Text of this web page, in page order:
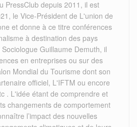
PressClub depuis 2011, il est
le Vice-Président de L'union de
et donne à ce titre conférences
à destination des pays
Guillaume Demuth, il
en entreprises ou sur des
Mondial du Tourisme dont son
officiel, L'IFTM ou encore
. L'idée étant de comprendre et
changements de comportement
l’impact des nouvelles